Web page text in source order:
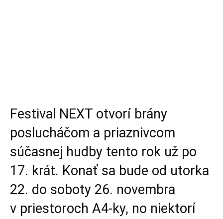
Festival NEXT otvorí brány
poslucháčom a priaznivcom
súčasnej hudby tento rok už po
17. krát. Konať sa bude od utorka
22. do soboty 26. novembra
v priestoroch A4-ky, no niektorí